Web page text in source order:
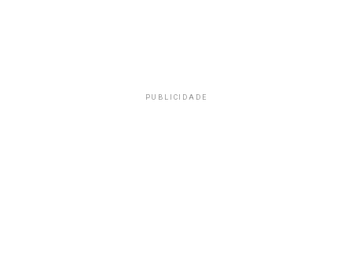
PUBLICIDADE